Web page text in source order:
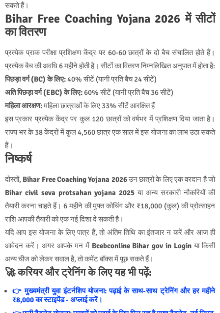
सकते हैं।
Bihar Free Coaching Yojana 2026 में सीटों
का वितरण
प्रत्येक प्राक परीक्षा प्रशिक्षण केंद्र पर 60-60 छात्रों के दो बैच संचालित होते हैं।
प्रत्येक बैच की अवधि 6 महीने होती है। सीटों का वितरण निम्नलिखित अनुपात में होता है:
पिछड़ा वर्ग (BC) के लिए:40% सीटें (यानी प्रति बैच 24 सीटें)
अति पिछड़ा वर्ग (EBC) के लिए:60% सीटें (यानी प्रति बैच 36 सीटें)
महिला आरक्षण:महिला छात्राओं के लिए 33% सीटें आरक्षित हैं
इस प्रकार प्रत्येक केंद्र पर कुल 120 छात्रों को वर्षभर में प्रशिक्षण दिया जाता है।
राज्य भर के 38 केंद्रों में कुल 4,560 छात्र एक साल में इस योजना का लाभ उठा सकते
हैं।
निष्कर्ष
दोस्तों, Bihar Free Coaching Yojana 2026उन छात्रों के लिए एक वरदान है जो
Bihar civil seva protsahan yojana 2025 या अन्य सरकारी नौकरियों की
तैयारी करना चाहते हैं। 6 महीने की मुफ्त कोचिंग और ₹18,000 (कुल) की प्रोत्साहन
राशि आपकी तैयारी को एक नई दिशा दे सकती है।
यदि आप इस योजना के लिए पात्र हैं, तो अंतिम तिथि का इंतजार न करें और आज ही
आवेदन करें। अगर आपके मन में Bcebconline Bihar gov in Login या किसी
अन्य चीज को लेकर सवाल है, तो कमेंट बॉक्स में पूछ सकते हैं।
🚀 करियर और ट्रेनिंग के लिए यह भी पढ़ें:
👉 मुख्यमंत्री युवा इंटर्नशिप योजना: पढ़ाई के साथ-साथ ट्रेनिंग और हर महीने
₹8,000 का स्टाइपेंड - अप्लाई करें।